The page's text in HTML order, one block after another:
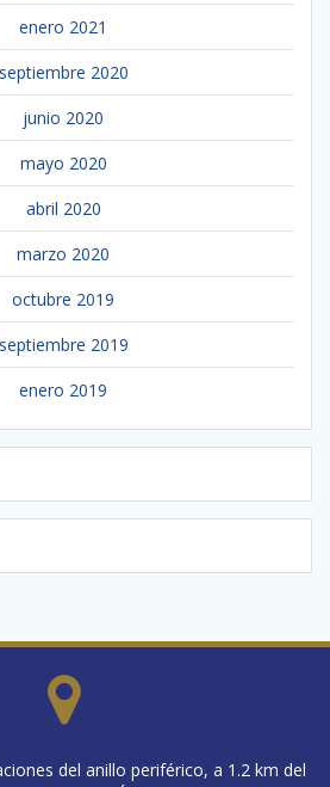
enero 2021
septiembre 2020
junio 2020
mayo 2020
abril 2020
marzo 2020
octubre 2019
septiembre 2019
enero 2019
del anillo periférico, a 1.2 km del